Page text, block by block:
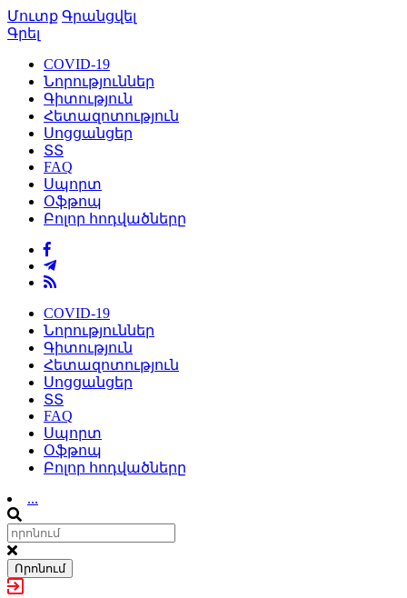
Մուտք Գրանցվել
Գրել
COVID-19
Նորություններ
Գիտություն
Հետազոտություն
Սոցցանցեր
ՏՏ
FAQ
Սպորտ
Օֆթոպ
Բոլոր հոդվածները
COVID-19
Նորություններ
Գիտություն
Հետազոտություն
Սոցցանցեր
ՏՏ
FAQ
Սպորտ
Օֆթոպ
Բոլոր հոդվածները
...
Որոնում